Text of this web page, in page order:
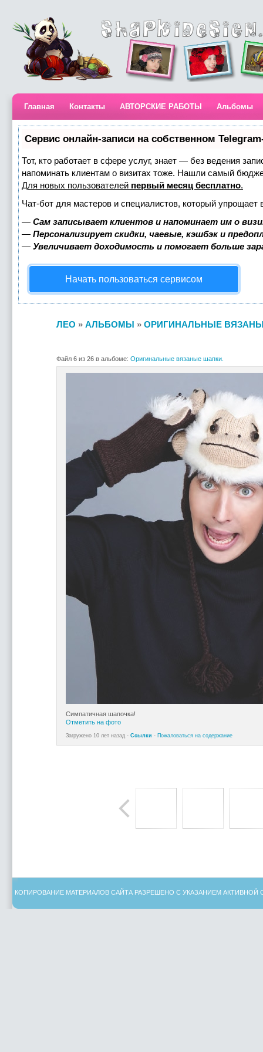
Главная Контакты АВТОРСКИЕ РАБОТЫ Альбомы
Сервис онлайн-записи на собственном
Тот, кто работает в сфере услуг, знает — без ведения
напоминать клиентам о визитах тоже. Нашли самый
Для новых пользователей первый месяц бесплатно.
Чат-бот для мастеров и специалистов, который упрощает
— Сам записывает клиентов и напоминает им о
— Персонализирует скидки, чаевые, кэшбэк и
— Увеличивает доходимость и помогает больше
Начать пользоваться сервисом
ЛЕО » АЛЬБОМЫ » ОРИГИНАЛЬНЫЕ
Файл 6 из 26 в альбоме: Оригинальные вязаные шапки.
Симпатичная шапочка!
Отметить на фото
Загружено 10 лет назад - Ссылки - Пожаловаться на содержание
КОПИРОВАНИЕ МАТЕРИАЛОВ САЙТА РАЗРЕШЕНО С УКАЗАНИЕМ АКТИВНОЙ